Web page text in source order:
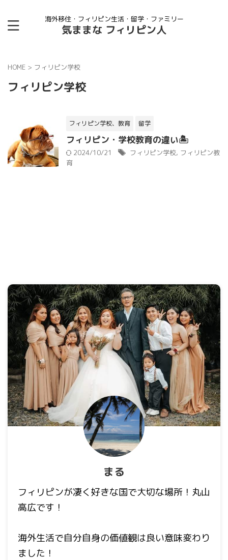
海外移住・フィリピン生活・留学・ファミリー
気ままな フィリピン人
HOME > フィリピン学校
フィリピン学校
フィリピン学校、教育 留学
フィリピン・学校教育の違い🏝
2024/10/21 フィリピン学校, フィリピン教
育
まる
フィリピンが凄く好きな国で大切な場所！丸山
高広です！
海外生活で自分自身の価値観は良い意味変わり
ました！